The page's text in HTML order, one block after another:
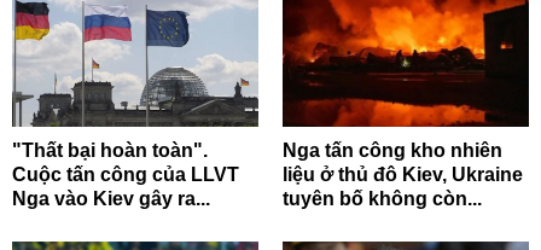
"Thất bại hoàn toàn".
Cuộc tấn công của LLVT
Nga vào Kiev gây ra...
Nga tấn công kho nhiên
liệu ở thủ đô Kiev, Ukraine
tuyên bố không còn...